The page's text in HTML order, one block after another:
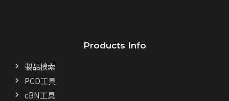
Products Info
製品検索
PCD工具
cBN工具